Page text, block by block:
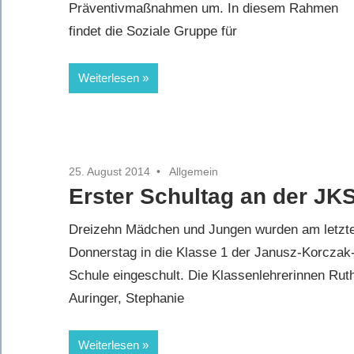
Präventivmaßnahmen um. In diesem Rahmen
findet die Soziale Gruppe für
Weiterlesen
25. August 2014 Allgemein
Erster Schultag an der
Dreizehn Mädchen und Jungen wurden am
Donnerstag in die Klasse 1 der Janusz-
Schule eingeschult. Die Klassenlehrerinnen
Auringer, Stephanie
Weiterlesen